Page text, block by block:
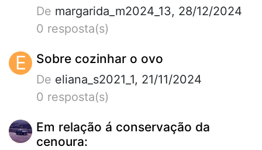
De margarida_m2024_13, 28/12/2024
0 resposta(s)
E Sobre cozinhar o ovo
De eliana_s2021_1, 21/11/2024
0 resposta(s)
Em relação á conservação da
cenoura: